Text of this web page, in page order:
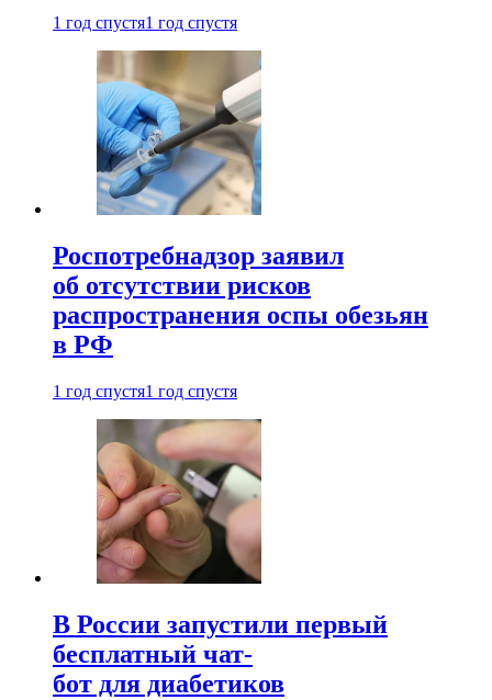
1 год спустя1 год спустя
Роспотребнадзор заявил
об отсутствии рисков
распространения оспы обезьян
в РФ
1 год спустя1 год спустя
В России запустили первый
бесплатный чат-
бот для диабетиков